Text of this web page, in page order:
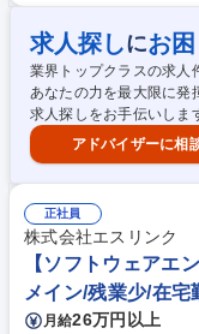
や技術系のタスクの立案
合わせの対応や障害対応
職種 プロダクトエンジニ
求人探しにお困
業界トップクラスの求人
あなたの力を最大限に発
求人探しをお手伝いしま
アドバイザーに相
正社員
株式会社エスリンク
【ソフトウェアエ
メイン/残業少/在
月給26万円以上